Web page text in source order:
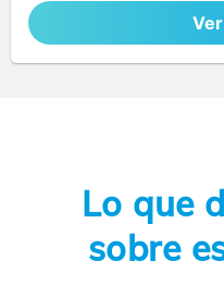
Lo que
sobre